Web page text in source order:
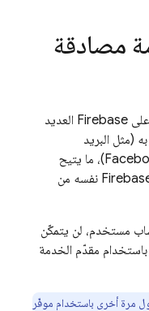
مصادقة
يمكن أن يتضمّن حساب مستخدم واحد على Firebase العديد
(مثل البريد
الإلكتروني/كلمة المرور وGoogle وFacebook)، ما يتيح
للمستخدم تسجيل الدخول إلى حساب Firebase نفسه من
مستخدم، لن يتمكّن
مقدّم الخدمة
مرة أخرى باستخدام موفّر